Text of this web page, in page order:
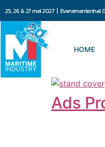
25, 26 & 27 mei 2027 | Evenementenhal
HOME
Ads